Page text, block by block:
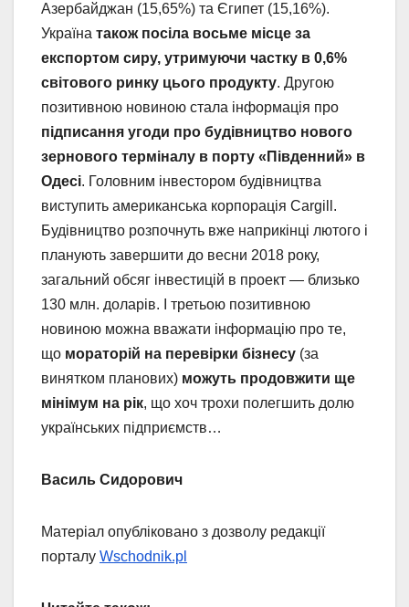
Азербайджан (15,65%) та Єгипет (15,16%).
Україна також посіла восьме місце за
експортом сиру, утримуючи частку в 0,6%
світового ринку цього продукту. Другою
позитивною новиною стала інформація про
підписання угоди про будівництво нового
зернового терміналу в порту «Південний» в
Одесі. Головним інвестором будівництва
виступить американська корпорація Cargill.
Будівництво розпочнуть вже наприкінці лютого і
планують завершити до весни 2018 року,
загальний обсяг інвестицій в проект — близько
130 млн. доларів. І третьою позитивною
новиною можна вважати інформацію про те,
що мораторій на перевірки бізнесу (за
винятком планових) можуть продовжити ще
мінімум на рік, що хоч трохи полегшить долю
українських підприємств…
Василь Сидорович
Матеріал опубліковано з дозволу редакції
порталу Wschodnik.pl